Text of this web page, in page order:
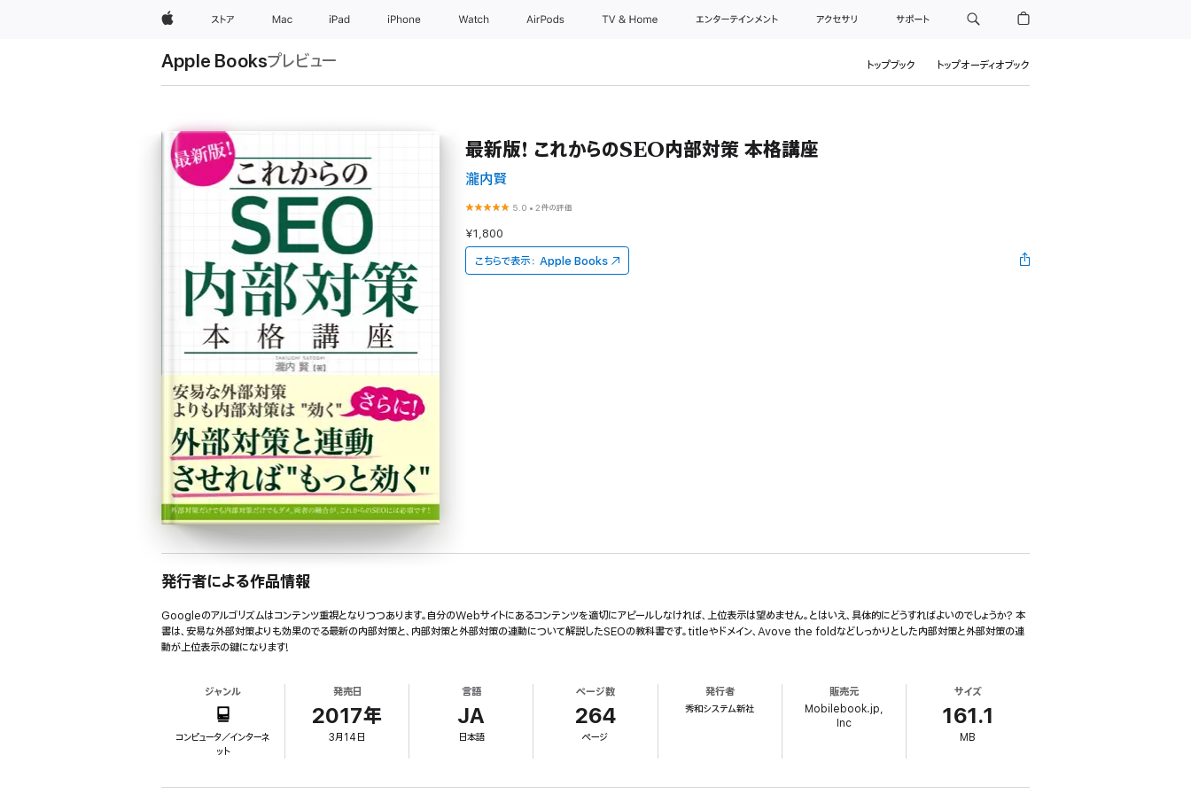
Appleストア Mac iPad iPhone Watch AirPods TV & Home エンターテインメント アクセサリ サポート
Apple Booksプレビュー トップブック トップオーディオブック
最新版! これからのSEO内部対策 本格講座
瀧内賢
5.0 •2件の評価
¥1,800
こちらで表示： Apple Books
発行者による作品情報
Googleのアルゴリズムはコンテンツ重視となりつつあります。自分のWebサイトにあるコンテンツを適切にアピールしなければ、上位表示は望めません。とはいえ、具体的にどうすればよいのでしょうか? 本
書は、安易な外部対策よりも効果のでる最新の内部対策と、内部対策と外部対策の連動について解説したSEOの教科書です。titleやドメイン、Avove the foldなどしっかりとした内部対策と外部対策の連
動が上位表示の鍵になります!
ジャンル
コンピュータ／インターネ
ット
発売日
2017年
3月14日
言語
JA
日本語
ページ数
264
ページ
発行者
秀和システム新社
販売元
Mobilebook.jp,
Inc
サイズ
161.1
MB